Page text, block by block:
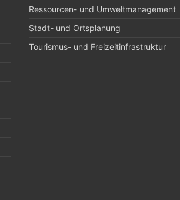
Ressourcen- und Umweltmanagement
Stadt- und Ortsplanung
Tourismus- und Freizeitinfrastruktur